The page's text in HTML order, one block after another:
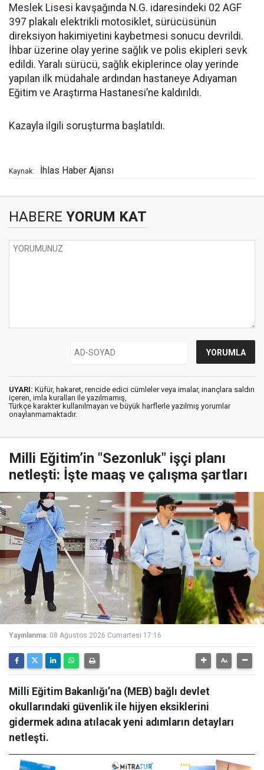
Meslek Lisesi kavşağında N.G. idaresindeki 02 AGF
397 plakalı elektrikli motosiklet, sürücüsünün
direksiyon hakimiyetini kaybetmesi sonucu devrildi.
İhbar üzerine olay yerine sağlık ve polis ekipleri sevk
edildi. Yaralı sürücü, sağlık ekiplerince olay yerinde
yapılan ilk müdahale ardından hastaneye Adıyaman
Eğitim ve Araştırma Hastanesi’ne kaldırıldı.
Kazayla ilgili soruşturma başlatıldı.
Kaynak: İhlas Haber Ajansı
HABERE YORUM KAT
UYARI: Küfür, hakaret, rencide edici cümleler veya imalar, inançlara saldırı
içeren, imla kuralları ile yazılmamış,
Türkçe karakter kullanılmayan ve büyük harflerle yazılmış yorumlar
onaylanmamaktadır.
Milli Eğitim’in "Sezonluk" işçi planı
netleşti: İşte maaş ve çalışma şartları
Yayınlanma: 08 Ağustos 2026 Cumartesi 17:16
Milli Eğitim Bakanlığı’na (MEB) bağlı devlet
okullarındaki güvenlik ile hijyen eksiklerini
gidermek adına atılacak yeni adımların detayları
netleşti.